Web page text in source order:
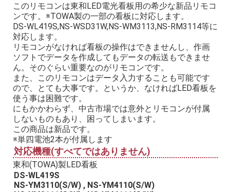
このリモコンは東和LED電光看板用の希少な新品リモコ
ンです。※TOWA製の一部の看板に対応します。
DS-WL419S,NS-WSD31W,NS-WM3113,NS-RM3114等に
対応します。
リモコンがなければ看板の操作はできませんし、作画
ソフトでデータを作成してもデータの転送もできませ
ん。そのぐらい重要なのがリモコンです。
また、このリモコンはデータ入力することも可能です
ので、とても大事です。というか、なければLED看板を
使う事は困難です。
にもかかわらず、中古市場では意外とリモコンが付属
しないものもあり、困ってしまいます。
この商品は新品です。
※単四電池2本が付属します
対応機種(すべてではありません)
東和(TOWA)製LED看板
DS-WL419S
NS-YM3110(S/W) , NS-YM4110(S/W)